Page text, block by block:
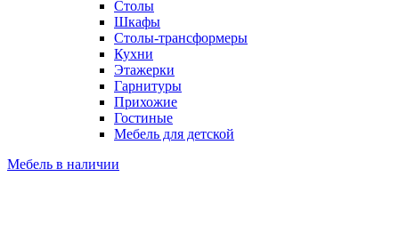
Столы
Шкафы
Столы-трансформеры
Кухни
Этажерки
Гарнитуры
Прихожие
Гостиные
Мебель для детской
Мебель в наличии